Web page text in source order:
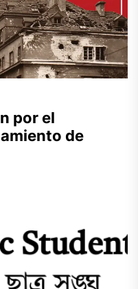
por el
de